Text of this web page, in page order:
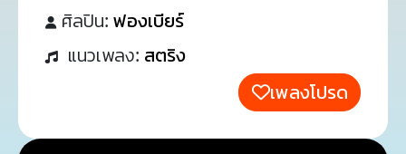
ศิลปิน: ฟองเบียร์
แนวเพลง: สตริง
เพลงโปรด